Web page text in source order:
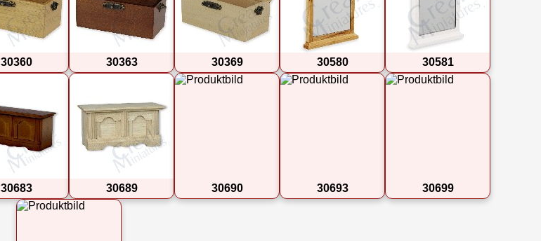
30360 30363 30369 30580 30581
30683 30689 30690 30693 30699